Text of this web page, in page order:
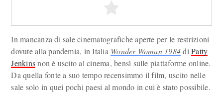
In mancanza di sale cinematografiche aperte per le restrizioni
dovute alla pandemia, in Italia Wonder Woman 1984diPatty
Jenkinsnon è uscito al cinema, bensì sulle piattaforme online.
Da quella fonte a suo tempo recensimmo il film, uscito nelle
sale solo in quei pochi paesi al mondo in cui è stato possibile.